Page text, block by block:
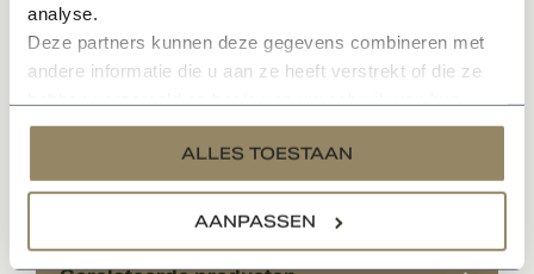
analyse.
Deze partners kunnen deze gegevens combineren met
andere informatie die u aan ze heeft verstrekt of die ze
services.
ALLES TOESTAAN
AANPASSEN
De producten kunnen worden schoongemaakt met
behulp van een sopje met zachte zeep.
NB: er mogen geen agressieve schoonmaakmiddelen
gebruikt worden!